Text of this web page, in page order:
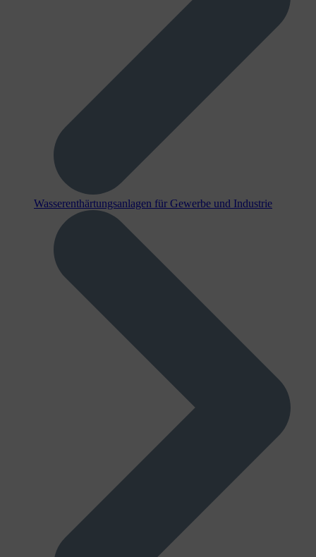
Wasserenthärtungsanlagen für Gewerbe und Industrie